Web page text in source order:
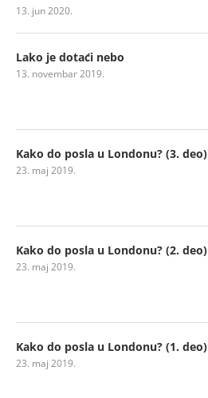
13. jun 2020.
Lako je dotaći nebo
13. novembar 2019.
Kako do posla u Londonu? (3. deo)
23. maj 2019.
Kako do posla u Londonu? (2. deo)
23. maj 2019.
Kako do posla u Londonu? (1. deo)
23. maj 2019.